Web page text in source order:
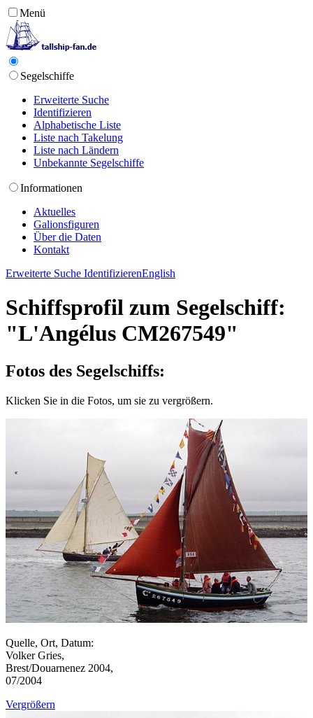
Menü
Segelschiffe
Erweiterte Suche
Identifizieren
Alphabetische Liste
Liste nach Takelung
Liste nach Ländern
Unbekannte Segelschiffe
Informationen
Aktuelles
Galionsfiguren
Über die Daten
Kontakt
Erweiterte Suche IdentifizierenEnglish
Schiffsprofil zum Segelschiff:
"L'Angélus CM267549"
Fotos des Segelschiffs:
Klicken Sie in die Fotos, um sie zu vergrößern.
Quelle, Ort, Datum:
Volker Gries,
Brest/Douarnenez 2004,
07/2004
Vergrößern